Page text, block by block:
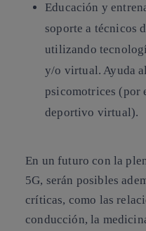
Educación y
soporte a técnicos
utilizando
y/o virtual. Ayuda
psicomotrices (por
deportivo virtual).
En un futuro con la
5G, serán posibles
críticas, como las
conducción, la